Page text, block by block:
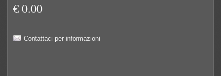
€ 0.00
Contattaci per informazioni